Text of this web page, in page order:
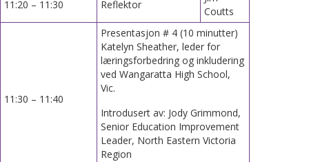
11:20 – 11:30 Reflektor
Coutts
11:30 – 11:40
Presentasjon # 4 (10 minutter)
Katelyn Sheather, leder for
læringsforbedring og inkludering
ved Wangaratta High School,
Vic.
Introdusert av: Jody Grimmond,
Senior Education Improvement
Leader, North Eastern Victoria
Region